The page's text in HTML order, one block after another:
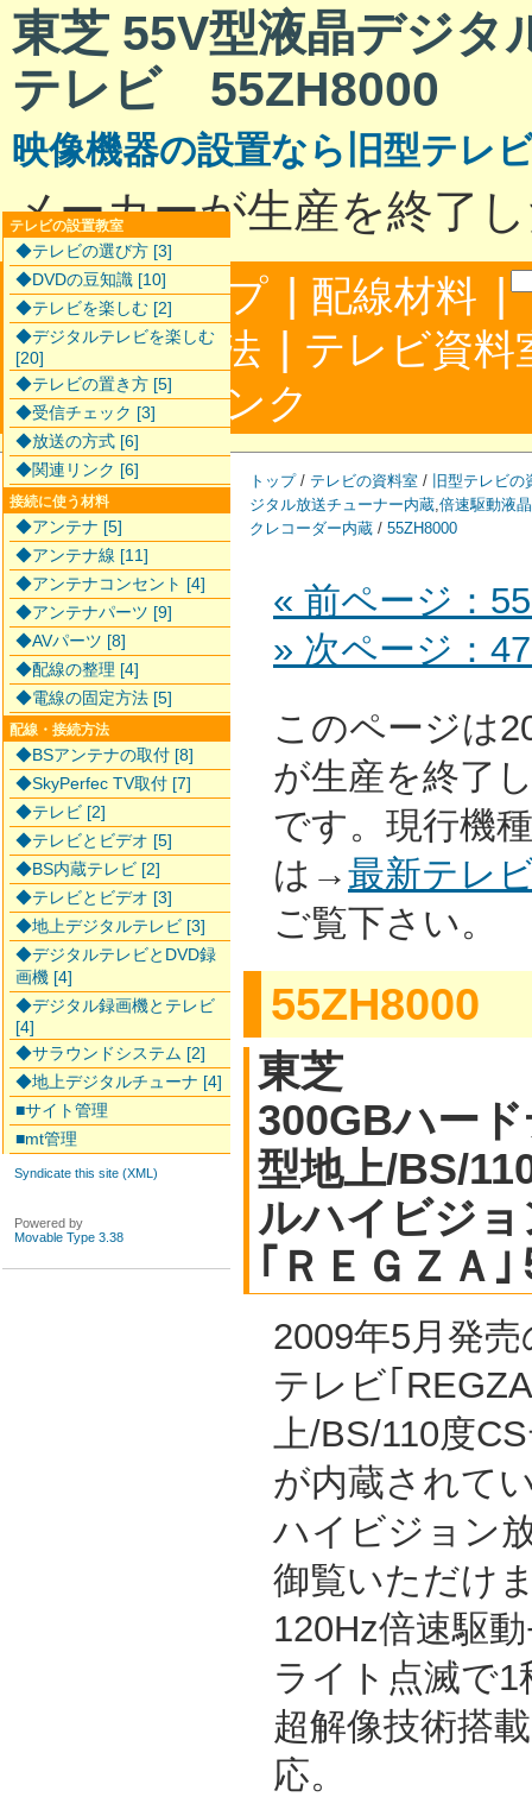
東芝 55V型液晶デジタ
テレビ 55ZH8000
映像機器の設置なら旧型テレ
メーカーが生産を終了
サイトマップ | 配線材料 |
配線接続方法 | テレビ資料
合わせ|リンク
トップ/ テレビの資料室 / 旧型テレビの
ジタル放送チューナー内蔵,倍速駆動液
クレコーダー内蔵 / 55ZH8000
« 前ページ：
» 次ページ：
このページは
が生産を終了
です。現行機
は→最新テレ
ご覧下さい。
55ZH8000
東芝
300GBハー
型地上/BS/
ルハイビジ
｢ＲＥＧＺＡ
2009年5月発
テレビ｢
上/BS/110度
が内蔵されて
ハイビジョン
御覧いただけ
120Hz倍速駆
ライト点滅で
超解像技術搭
応。
テレビの設置教室
◆テレビの選び方 [3]
◆DVDの豆知識 [10]
◆テレビを楽しむ [2]
◆デジタルテレビを楽しむ
[20]
◆テレビの置き方 [5]
◆受信チェック [3]
◆放送の方式 [6]
◆関連リンク [6]
接続に使う材料
◆アンテナ [5]
◆アンテナ線 [11]
◆アンテナコンセント [4]
◆アンテナパーツ [9]
◆AVパーツ [8]
◆配線の整理 [4]
◆電線の固定方法 [5]
配線・接続方法
◆BSアンテナの取付 [8]
◆SkyPerfec TV取付 [7]
◆テレビ [2]
◆テレビとビデオ [5]
◆BS内蔵テレビ [2]
◆テレビとビデオ [3]
◆地上デジタルテレビ [3]
◆デジタルテレビとDVD録
画機 [4]
◆デジタル録画機とテレビ
[4]
◆サラウンドシステム [2]
◆地上デジタルチューナ [4]
■サイト管理
■mt管理
Syndicate this site (XML)
Powered by
Movable Type 3.38